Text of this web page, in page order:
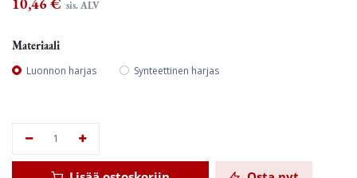
sis. ALV
Materiaali
Luonnon harjas Synteettinen harjas